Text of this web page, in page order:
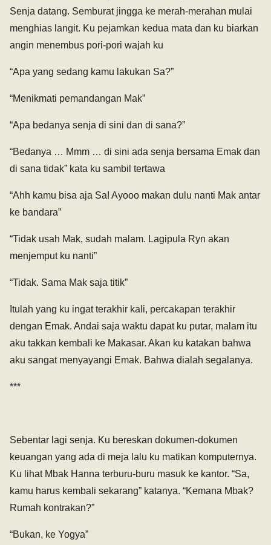
Senja datang. Semburat jingga ke merah-merahan mulai
menghias langit. Ku pejamkan kedua mata dan ku biarkan
angin menembus pori-pori wajah ku
“Apa yang sedang kamu lakukan Sa?”
“Menikmati pemandangan Mak”
“Apa bedanya senja di sini dan di sana?”
“Bedanya … Mmm … di sini ada senja bersama Emak dan
di sana tidak” kata ku sambil tertawa
“Ahh kamu bisa aja Sa! Ayooo makan dulu nanti Mak antar
ke bandara”
“Tidak usah Mak, sudah malam. Lagipula Ryn akan
menjemput ku nanti”
“Tidak. Sama Mak saja titik”
Itulah yang ku ingat terakhir kali, percakapan terakhir
dengan Emak. Andai saja waktu dapat ku putar, malam itu
aku takkan kembali ke Makasar. Akan ku katakan bahwa
aku sangat menyayangi Emak. Bahwa dialah segalanya.
***
Sebentar lagi senja. Ku bereskan dokumen-dokumen
keuangan yang ada di meja lalu ku matikan komputernya.
Ku lihat Mbak Hanna terburu-buru masuk ke kantor. “Sa,
kamu harus kembali sekarang” katanya. “Kemana Mbak?
Rumah kontrakan?”
“Bukan, ke Yogya”